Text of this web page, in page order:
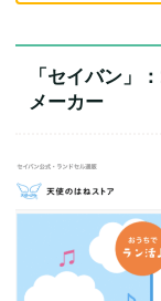
「セイバン」
メーカー